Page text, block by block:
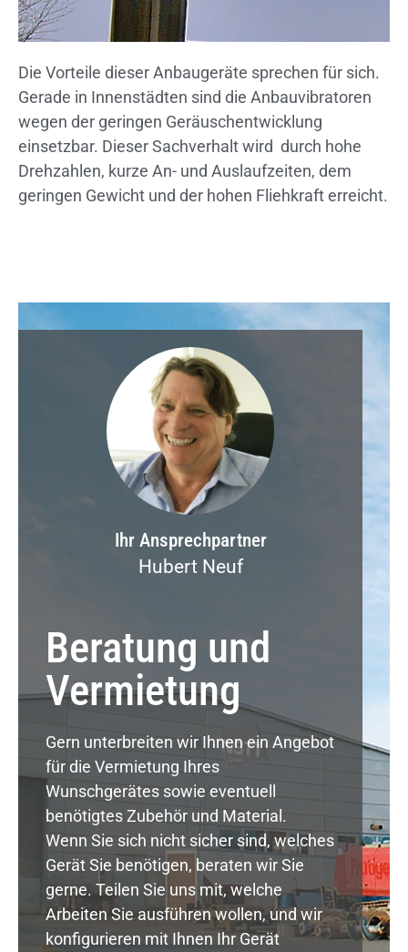
Die Vorteile dieser Anbaugeräte sprechen für sich.
Gerade in Innenstädten sind die Anbauvibratoren
wegen der geringen Geräuschentwicklung
einsetzbar. Dieser Sachverhalt wird durch hohe
Drehzahlen, kurze An- und Auslaufzeiten, dem
geringen Gewicht und der hohen Fliehkraft erreicht.
Ihr Ansprechpartner
Hubert Neuf
Beratung und
Vermietung
Gern unterbreiten wir Ihnen ein Angebot
für die Vermietung Ihres
Wunschgerätes sowie eventuell
benötigtes Zubehör und Material.
Wenn Sie sich nicht sicher sind, welches
Gerät Sie benötigen, beraten wir Sie
gerne. Teilen Sie uns mit, welche
Arbeiten Sie ausführen wollen, und wir
konfigurieren mit Ihnen Ihr Gerät